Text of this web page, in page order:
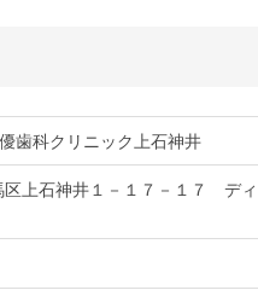
科クリニック上石神井
上石神井１－１７－１７ デ